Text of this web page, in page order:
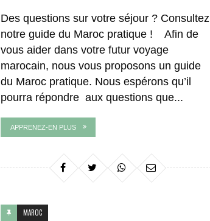
Des questions sur votre séjour ? Consultez
notre guide du Maroc pratique ! Afin de
vous aider dans votre futur voyage
marocain, nous vous proposons un guide
du Maroc pratique. Nous espérons qu’il
pourra répondre aux questions que...
APPRENEZ-EN PLUS
MAROC